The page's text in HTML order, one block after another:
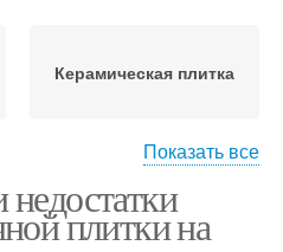
Керамическая плитка
Зеркальная плитка
Показать все
плитки на